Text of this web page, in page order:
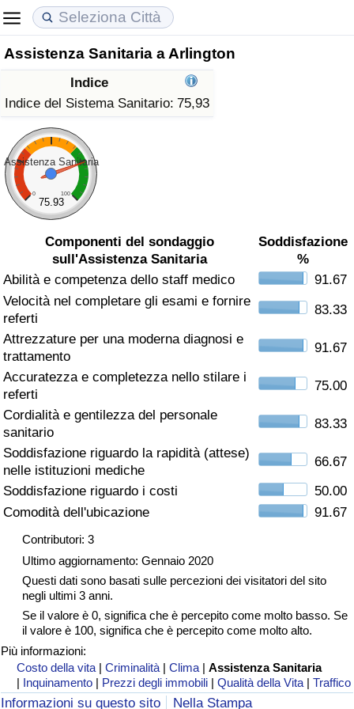
Assistenza Sanitaria a Arlington
Indice
Indice del Sistema Sanitario: 75,93
Assistenza Sanitaria
0 100
75.93
Componenti del sondaggio
sull'Assistenza Sanitaria
Soddisfazione
%
Abilità e competenza dello staff medico
91.67
Velocità nel completare gli esami e fornire
referti
83.33
Attrezzature per una moderna diagnosi e
trattamento
91.67
Accuratezza e completezza nello stilare i
referti
75.00
Cordialità e gentilezza del personale
sanitario
83.33
Soddisfazione riguardo la rapidità (attese)
nelle istituzioni mediche
66.67
Soddisfazione riguardo i costi
50.00
Comodità dell'ubicazione
91.67
Contributori: 3
Ultimo aggiornamento: Gennaio 2020
Questi dati sono basati sulle percezioni dei visitatori del sito
negli ultimi 3 anni.
Se il valore è 0, significa che è percepito come molto basso. Se
il valore è 100, significa che è percepito come molto alto.
Più informazioni:
Costo della vita |Criminalità |Clima |Assistenza Sanitaria
| Inquinamento | Prezzi degli immobili |Qualità della Vita |Traffico
Informazioni su questo sito Nella Stampa
Costo della vita
Indice Del Costo Della Vita (corrente)
Indice Del Costo Della Vita
Indice del Costo della Vita per Nazione
ad Aqaba
Prezzi degli immobili
Indice del Prezzo delle Case (Corrente)
Indice del Prezzo delle Case
Indice del Prezzo delle Case per Nazione
Qualità della Vita
Indice della Qualità della Vita
Indice della Qualità della Vita (Corrente)
Indice della qualità della vita per Paese
Criminalità
Indice del Tasso di Criminalità (Corrente)
Indice della Criminalità
Indice di criminalità per paese
Assistenza Sanitaria
Indice dell’Assistenza Sanitaria (Corrente)
Indice dell’Assistenza Sanitaria
Indice dell’Assistenza Sanitaria per
Inquinamento
Indice dell’Inquinamento (Corrente)
Indice di inquinamento
Indice dell’Inquinamento per Nazione